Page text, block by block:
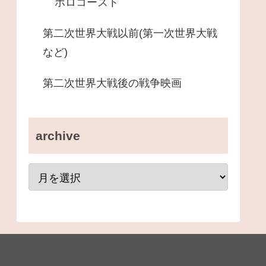
第二次世界大戦以前(第一次世界大戦
など)
第二次世界大戦後の戦争映画
archive